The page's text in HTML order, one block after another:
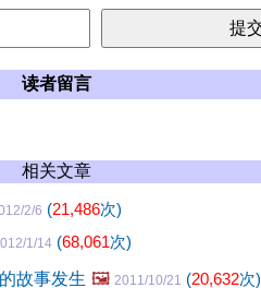
读者留言
相关文章
2/6 (21,486次)
1/14 (68,061次)
故事发生 🖼️ 2011/10/21 (20,632次)